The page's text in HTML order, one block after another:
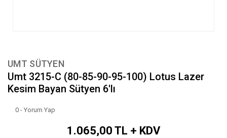
UMT SÜTYEN
Umt 3215-C (80-85-90-95-100) Lotus Lazer
Kesim Bayan Sütyen 6'lı
0 - Yorum Yap
1.065,00 TL + KDV